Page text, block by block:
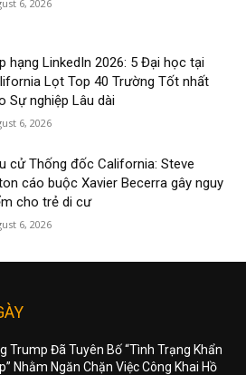
6, 2026
hạng LinkedIn 2026: 5 Đại học tại
Lọt Top 40 Trường Tốt nhất
Sự nghiệp Lâu dài
6, 2026
cử Thống đốc California: Steve
cáo buộc Xavier Becerra gây nguy
cho trẻ di cư
6, 2026
Trump Đã Tuyên Bố “Tình Trạng Khẩn
Nhằm Ngăn Chặn Việc Công Khai Hồ